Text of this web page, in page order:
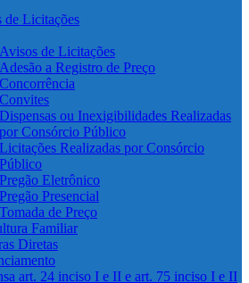
de Licitações
Avisos de Licitações
Adesão a Registro de Preço
Concorrência
Convites
Dispensas ou Inexigibilidades Realizadas
por Consórcio Público
Licitações Realizadas por Consórcio
Público
Pregão Eletrônico
Pregão Presencial
Tomada de Preço
Familiar
Diretas
art. 24 inciso I e II e art. 75 inciso I e II